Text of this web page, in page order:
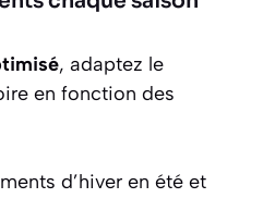
, adaptez le
en fonction des
d’hiver en été et